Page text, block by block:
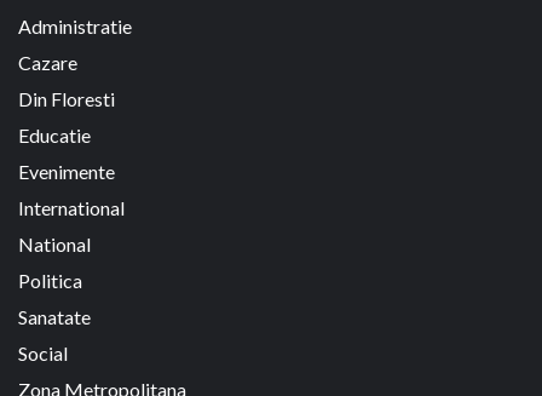
Administratie
Cazare
Din Floresti
Educatie
Evenimente
International
National
Politica
Sanatate
Social
Zona Metropolitana